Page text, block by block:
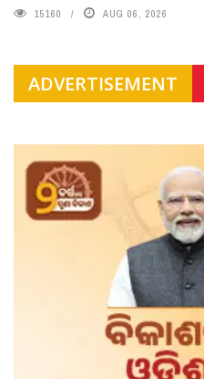
15160 AUG 06, 2026
ADVERTISEMENT